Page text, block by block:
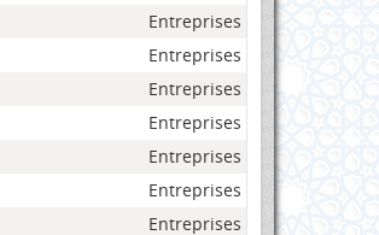
Entreprises
Entreprises
Entreprises
Entreprises
Entreprises
Entreprises
Entreprises